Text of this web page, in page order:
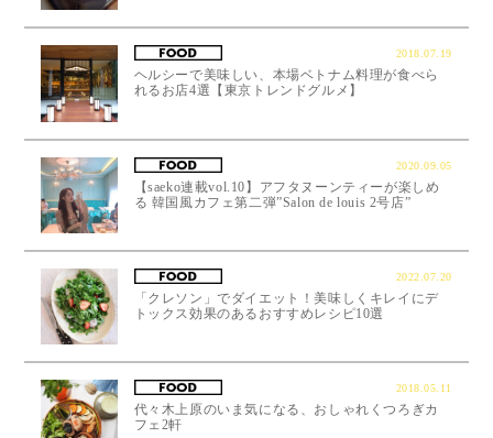
2018.07.19
ヘルシーで美味しい、本場ベトナム料理が食べら
れるお店4選【東京トレンドグルメ】
2020.09.05
【saeko連載vol.10】アフタヌーンティーが楽しめ
る 韓国風カフェ第二弾”Salon de louis 2号店”
2022.07.20
「クレソン」でダイエット！美味しくキレイにデ
トックス効果のあるおすすめレシピ10選
2018.05.11
代々木上原のいま気になる、おしゃれくつろぎカ
フェ2軒